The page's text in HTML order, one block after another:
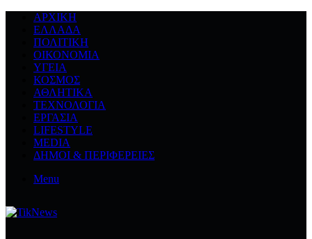
ΑΡΧΙΚΉ
ΕΛΛΆΔΑ
ΠΟΛΙΤΙΚΉ
ΟΙΚΟΝΟΜΊΑ
ΥΓΕΊΑ
ΚΌΣΜΟΣ
ΑΘΛΗΤΙΚΆ
ΤΕΧΝΟΛΟΓΙΆ
ΕΡΓΑΣΊΑ
LIFESTYLE
MEDIA
ΔΉΜΟΙ & ΠΕΡΙΦΈΡΕΙΕΣ
Menu